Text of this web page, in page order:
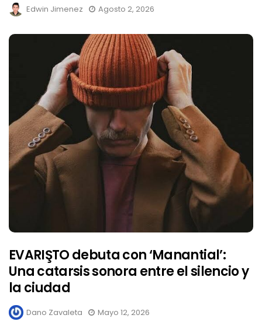
Edwin Jimenez Agosto 2, 2026
EVARIŞTO debuta con ‘Manantial’:
Una catarsis sonora entre el silencio y
la ciudad
Dano Zavaleta Mayo 12, 2026